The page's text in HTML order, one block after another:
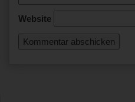
Website